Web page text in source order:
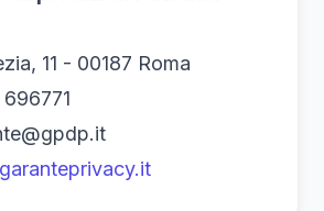
11 - 00187 Roma